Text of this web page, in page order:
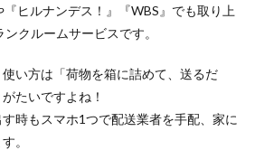
『ヒルナンデス！』『WBS』でも取り上
クルームサービスです。
い方は「荷物を箱に詰めて、送るだ
たいですよね！
時もスマホ1つで配送業者を手配、家に
。